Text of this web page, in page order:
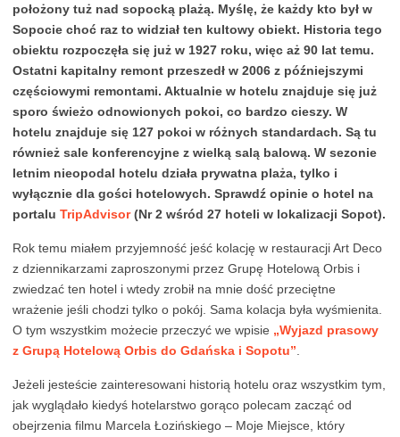
położony tuż nad sopocką plażą. Myślę, że każdy kto był w
Sopocie choć raz to widział ten kultowy obiekt. Historia tego
obiektu rozpoczęła się już w 1927 roku, więc aż 90 lat temu.
Ostatni kapitalny remont przeszedł w 2006 z późniejszymi
częściowymi remontami. Aktualnie w hotelu znajduje się już
sporo świeżo odnowionych pokoi, co bardzo cieszy. W
hotelu znajduje się 127 pokoi w różnych standardach. Są tu
również sale konferencyjne z wielką salą balową. W sezonie
letnim nieopodal hotelu działa prywatna plaża, tylko i
wyłącznie dla gości hotelowych. Sprawdź opinie o hotel na
portalu TripAdvisor(Nr 2 wśród 27 hoteli w lokalizacji Sopot).
Rok temu miałem przyjemność jeść kolację w restauracji Art Deco
z dziennikarzami zaproszonymi przez Grupę Hotelową Orbis i
zwiedzać ten hotel i wtedy zrobił na mnie dość przeciętne
wrażenie jeśli chodzi tylko o pokój. Sama kolacja była wyśmienita.
O tym wszystkim możecie przeczyć we wpisie „Wyjazd prasowy
z Grupą Hotelową Orbis do Gdańska i Sopotu”
Jeżeli jesteście zainteresowani historią hotelu oraz wszystkim tym,
jak wyglądało kiedyś hotelarstwo gorąco polecam zacząć od
obejrzenia filmu Marcela Łozińskiego – Moje Miejsce , który